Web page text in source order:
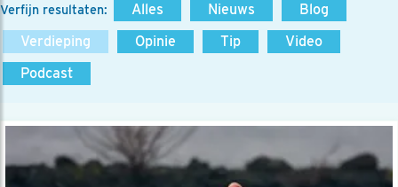
Verfijn resultaten: Alles Nieuws
Blog
Verdieping
Opinie Tip
Video
Podcast